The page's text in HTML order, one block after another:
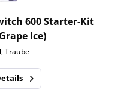
600 Starter-Kit
Ice)
Traube